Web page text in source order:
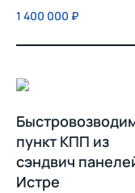
1 400 000 ₽
пункт КПП из
сэндвич
Истре